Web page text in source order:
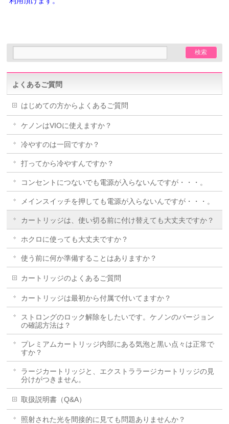
よくあるご質問
はじめての方からよくあるご質問
ケノンはVIOに使えますか？
冷やすのは一回ですか？
打ってから冷やすんですか？
コンセントにつないでも電源が入らないんですが・・・。
メインスイッチを押しても電源が入らないんですが・・・。
カートリッジは、使い切る前に付け替えても大丈夫ですか？
ホクロに使っても大丈夫ですか？
使う前に何か準備することはありますか？
カートリッジのよくあるご質問
カートリッジは最初から付属で付いてますか？
ストロングのロック解除をしたいです。ケノンのバージョン
の確認方法は？
プレミアムカートリッジ内部にある気泡と黒い点々は正常で
すか？
ラージカートリッジと、エクストララージカートリッジの見
分けがつきません。
取扱説明書（Q&A）
照射された光を間接的に見ても問題ありませんか？